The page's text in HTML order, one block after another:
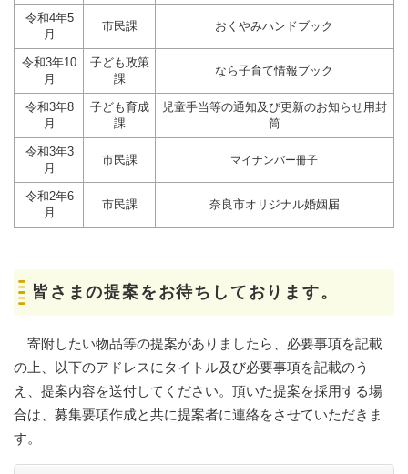
令和4年5
月
市民課 おくやみハンドブック
令和3年10
月
子ども政策
課
なら子育て情報ブック
令和3年8
月
子ども育成
課
児童手当等の通知及び更新のお知らせ用封
筒
令和3年3
月
市民課 マイナンバー冊子
令和2年6
月
市民課 奈良市オリジナル婚姻届
皆さまの提案をお待ちしております。
寄附したい物品等の提案がありましたら、必要事項を記載
の上、以下のアドレスにタイトル及び必要事項を記載のう
え、提案内容を送付してください。頂いた提案を採用する場
合は、募集要項作成と共に提案者に連絡をさせていただきま
す。